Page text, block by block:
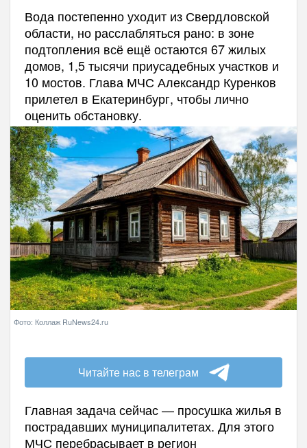
Вода постепенно уходит из Свердловской
области, но расслабляться рано: в зоне
подтопления всё ещё остаются 67 жилых
домов, 1,5 тысячи приусадебных участков и
10 мостов. Глава МЧС Александр Куренков
прилетел в Екатеринбург, чтобы лично
оценить обстановку.
Фото: Коллаж RuNews24.ru
Читайте нас в телеграм
Главная задача сейчас — просушка жилья в
пострадавших муниципалитетах. Для этого
МЧС перебрасывает в регион